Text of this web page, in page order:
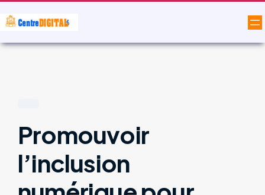
Promouvoir
l’inclusion